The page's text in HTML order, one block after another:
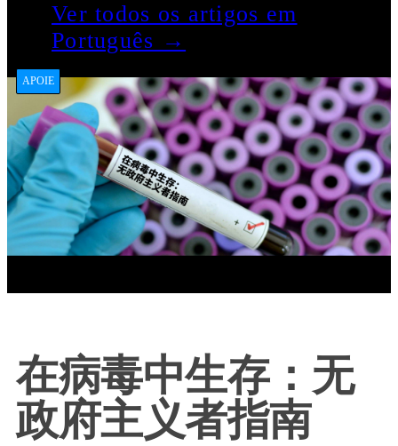
Ver todos os artigos em
Português →
APOIE
在病毒中生存：无
政府主义者指南